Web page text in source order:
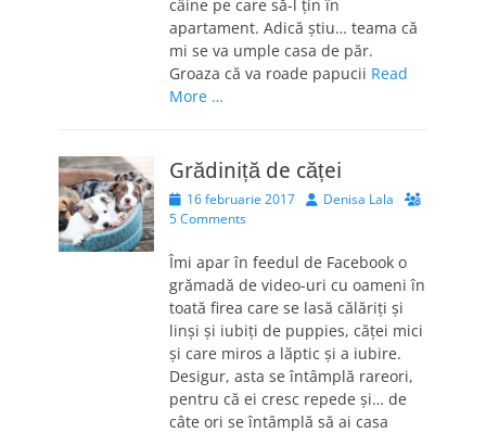
câine pe care să-l țin în
apartament. Adică știu… teama că
mi se va umple casa de păr.
Groaza că va roade papucii Read
More …
Grădiniță de căței
Posted
on
16 februarie 2017 AuthorDenisa Lala
5 Comments
Îmi apar în feedul de Facebook o
grămadă de video-uri cu oameni în
toată firea care se lasă călăriți și
linși și iubiți de puppies, căței mici
și care miros a lăptic și a iubire.
Desigur, asta se întâmplă rareori,
pentru că ei cresc repede și… de
câte ori se întâmplă să ai casa